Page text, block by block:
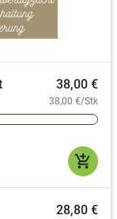
38,00 €
38,00 €/Stk
add_shopping_cart
28,80 €